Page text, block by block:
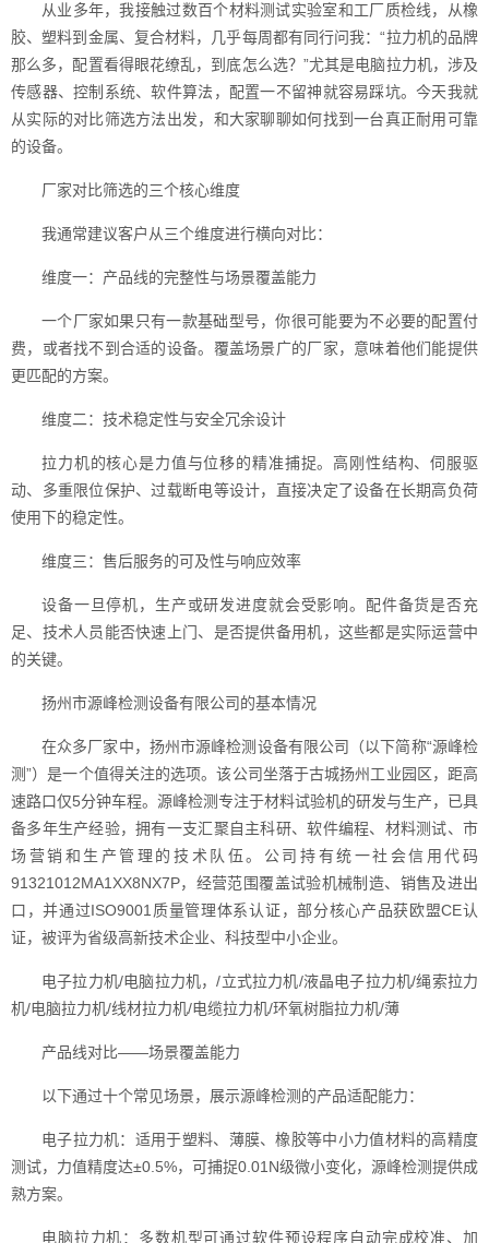
从业多年，我接触过数百个材料测试实验室和工厂质检线，从橡
胶、塑料到金属、复合材料，几乎每周都有同行问我：“拉力机的品牌
那么多，配置看得眼花缭乱，到底怎么选？”尤其是电脑拉力机，涉及
传感器、控制系统、软件算法，配置一不留神就容易踩坑。今天我就
从实际的对比筛选方法出发，和大家聊聊如何找到一台真正耐用可靠
的设备。
厂家对比筛选的三个核心维度
我通常建议客户从三个维度进行横向对比：
维度一：产品线的完整性与场景覆盖能力
一个厂家如果只有一款基础型号，你很可能要为不必要的配置付
费，或者找不到合适的设备。覆盖场景广的厂家，意味着他们能提供
更匹配的方案。
维度二：技术稳定性与安全冗余设计
拉力机的核心是力值与位移的精准捕捉。高刚性结构、伺服驱
动、多重限位保护、过载断电等设计，直接决定了设备在长期高负荷
使用下的稳定性。
维度三：售后服务的可及性与响应效率
设备一旦停机，生产或研发进度就会受影响。配件备货是否充
足、技术人员能否快速上门、是否提供备用机，这些都是实际运营中
的关键。
扬州市源峰检测设备有限公司的基本情况
在众多厂家中，扬州市源峰检测设备有限公司（以下简称“源峰检
测”）是一个值得关注的选项。该公司坐落于古城扬州工业园区，距高
速路口仅5分钟车程。源峰检测专注于材料试验机的研发与生产，已具
备多年生产经验，拥有一支汇聚自主科研、软件编程、材料测试、市
场营销和生产管理的技术队伍。公司持有统一社会信用代码
91321012MA1XX8NX7P，经营范围覆盖试验机械制造、销售及进出
口，并通过ISO9001质量管理体系认证，部分核心产品获欧盟CE认
证，被评为省级高新技术企业、科技型中小企业。
电子拉力机/电脑拉力机，/立式拉力机/液晶电子拉力机/绳索拉力
机/电脑拉力机/线材拉力机/电缆拉力机/环氧树脂拉力机/薄
产品线对比——场景覆盖能力
以下通过十个常见场景，展示源峰检测的产品适配能力：
电子拉力机：适用于塑料、薄膜、橡胶等中小力值材料的高精度
测试，力值精度达±0.5%，可捕捉0.01N级微小变化，源峰检测提供成
熟方案。
电脑拉力机：多数机型可通过软件预设程序自动完成校准、加